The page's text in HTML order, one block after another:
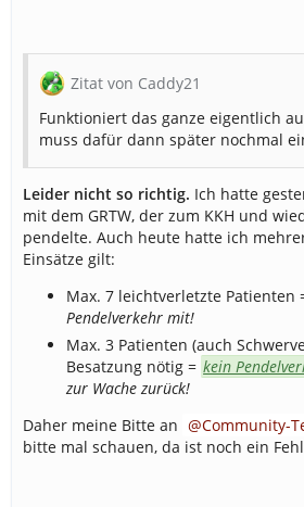
Zitat von Caddy21
Funktioniert das ganze eigentlich
muss dafür dann später nochmal
Leider nicht so richtig. Ich hatte
mit dem GRTW, der zum KKH und
pendelte. Auch heute hatte ich
Einsätze gilt:
Max. 7 leichtverletzte Patienten
Pendelverkehr mit!
Max. 3 Patienten (auch
Besatzung nötig = kein
zur Wache zurück!
Daher meine Bitte an
Community-
bitte mal schauen, da ist noch ein